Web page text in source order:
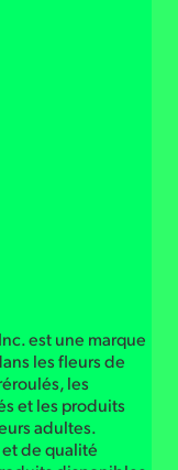
est une marque
les fleurs de
les
et les produits
adultes.
de qualité